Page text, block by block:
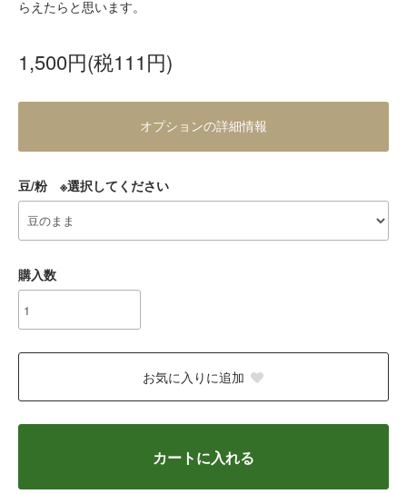
らえたらと思います。
1,500円(税111円)
オプションの詳細情報
豆/粉 ※選択してください
購入数
お気に入りに追加
カートに入れる